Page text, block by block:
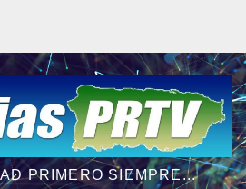
PRIMERO SIEMPRE...